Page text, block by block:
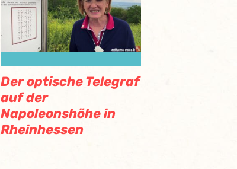
Der optische Telegraf
auf der
Napoleonshöhe in
Rheinhessen